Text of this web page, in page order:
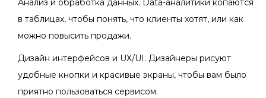
Анализ и обработка данных. Data-аналитики копаются
в таблицах, чтобы понять, что клиенты хотят, или как
можно повысить продажи.
Дизайн интерфейсов и UX/UI. Дизайнеры рисуют
удобные кнопки и красивые экраны, чтобы вам было
приятно пользоваться сервисом.